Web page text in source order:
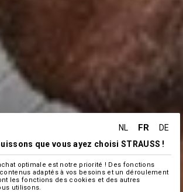
NL FR
DE
que vous ayez choisi STRAUSS !
optimale est notre priorité ! Des fonctions
adaptés à vos besoins et un déroulement
les fonctions des cookies et des autres
utilisons.